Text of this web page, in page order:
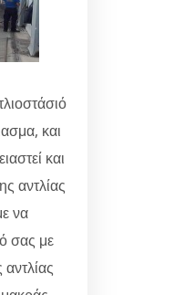
και
και
αντλίας
να
σας με